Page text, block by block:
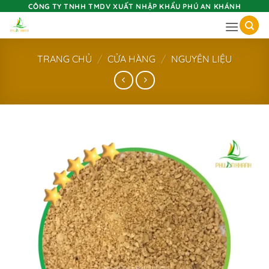
content
CÔNG TY TNHH TMDV XUẤT NHẬP KHẨU PHÚ AN KHÁNH
TRANG CHỦ / CỬA HÀNG / NGUYÊN LIỆU